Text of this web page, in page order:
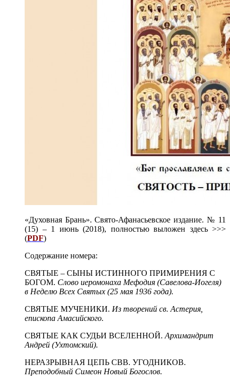
«Духовная Брань». Свято-Афанасьевское издание. № 11
(15) – 1 июнь (2018), полностью выложен здесь >>>
(PDF)​
Содержание номера:
СВЯТЫЕ – СЫНЫ ИСТИННОГО ПРИМИРЕНИЯ С
БОГОМ. Слово иеромонаха Мефодия (Савелова-Иогеля)
в Неделю Всех Святых (25 мая 1936 года).
СВЯТЫЕ МУЧЕНИКИ. Из творений св. Астерия,
епископа Амасийского.
СВЯТЫЕ КАК СУДЬИ ВСЕЛЕННОЙ.Архимандрит
Андрей (Ухтомский).
НЕРАЗРЫВНАЯ ЦЕПЬ СВВ. УГОДНИКОВ.
Преподобный Симеон Новый Богослов.